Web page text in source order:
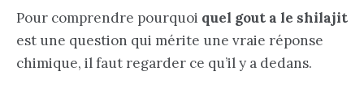
Pour comprendre pourquoi quel gout a le shilajit
est une question qui mérite une vraie réponse
chimique, il faut regarder ce qu’il y a dedans.